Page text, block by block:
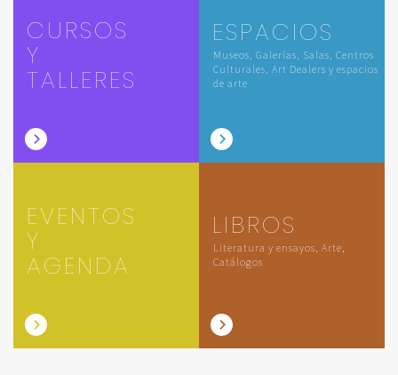
CURSOS
Y
TALLERES
ESPACIOS
Museos, Galerías, Salas, Centros
Culturales, Art Dealers y espacios
de arte
EVENTOS
Y
AGENDA
LIBROS
Literatura y ensayos, Arte,
Catálogos